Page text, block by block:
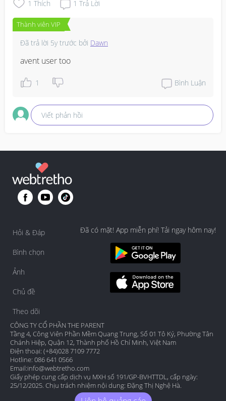
1 Thích 1 Trả Lời
Thành viên VIP
Đã trả lời 5y trước bởi Dawn
avent user too
1 Bình Luận
Viết phản hồi
Hỏi & Đáp
Bình chọn
Ảnh
Chủ đề
Theo dõi
Đã có mặt! App miễn phí! Tải ngay hôm nay!
CÔNG TY CỔ PHẦN THE PARENT
Tầng 4, Công Viên Phần Mềm Quang Trung, Số 01 Tô Ký, Phường Tân
Chánh Hiệp, Quận 12, Thành phố Hồ Chí Minh, Việt Nam
Điện thoại: (+84)028 7109 7772
Hotline: 086 641 0566
Email:info@webtretho.com
Giấy phép cung cấp dịch vụ MXH số 191/GP-BVHTTDL, cấp ngày:
25/12/2025. Chịu trách nhiệm nội dung: Đặng Thị Nghệ Hà.